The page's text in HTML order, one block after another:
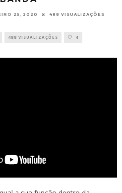
25, 2020 488 VISUALIZAÇÕES
488 VISUALIZAÇÕES 4